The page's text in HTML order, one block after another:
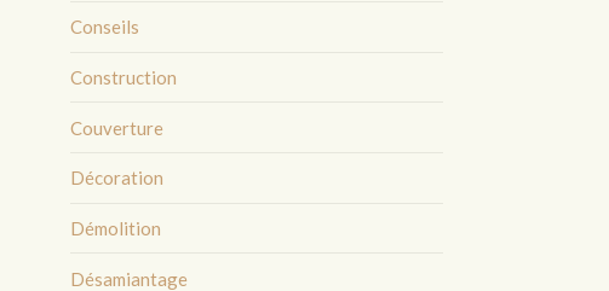
Conseils
Construction
Couverture
Décoration
Démolition
Désamiantage